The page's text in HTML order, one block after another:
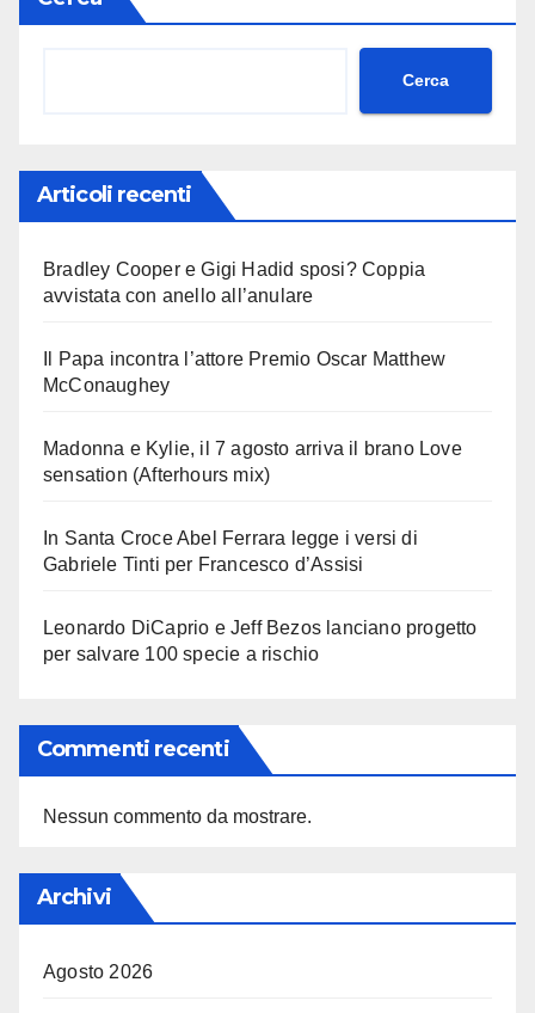
Cerca
Articoli recenti
Bradley Cooper e Gigi Hadid sposi? Coppia
avvistata con anello all’anulare
Il Papa incontra l’attore Premio Oscar Matthew
McConaughey
Madonna e Kylie, il 7 agosto arriva il brano Love
sensation (Afterhours mix)
In Santa Croce Abel Ferrara legge i versi di
Gabriele Tinti per Francesco d’Assisi
Leonardo DiCaprio e Jeff Bezos lanciano progetto
per salvare 100 specie a rischio
Commenti recenti
Nessun commento da mostrare.
Archivi
Agosto 2026